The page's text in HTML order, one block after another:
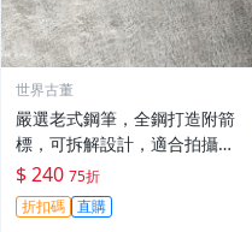
世界古董
嚴選老式鋼筆，全鋼打造附箭
標，可拆解設計，適合拍攝與
收藏。影視道具好選擇。 老鋼
筆 電影道具 雑貨收藏
$ 240 75折
折扣碼 直購